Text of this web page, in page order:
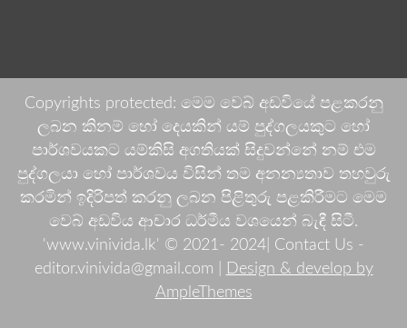
Copyrights protected: මෙම වෙබ් අඩවියේ පළකරනු
ලබන කිනම් හෝ දෙයකින් යම් පුද්ගලයකුට හෝ
පාර්ශවයකට යම්කිසි අගතියක් සිදුවන්නේ නම් එම
පුද්ගලයා හෝ පාර්ශවය විසින් තම අනන්‍යතාව තහවුරු
කරමින් ඉදිරිපත් කරනු ලබන පිළිතුරු පළකිරීමට මෙම
වෙබ් අඩවිය ආචාර ධර්මීය වශයෙන් බැඳී සිටී.
'www.vinivida.lk' © 2021- 2024| Contact Us -
editor.vinivida@gmail.com |
Design & develop by
AmpleThemes